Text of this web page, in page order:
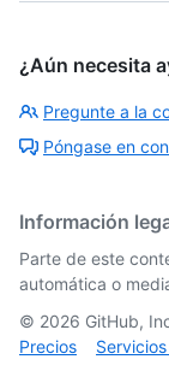
¿Aún necesita
Pregunte a la
Póngase en
Información
Parte de este
automática o
© 2026 GitHub,
Precios